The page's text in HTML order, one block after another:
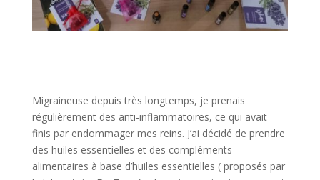
Migraineuse depuis très longtemps, je prenais
régulièrement des anti-inflammatoires, ce qui avait
finis par endommager mes reins. J’ai décidé de prendre
des huiles essentielles et des compléments
alimentaires à base d’huiles essentielles ( proposés par